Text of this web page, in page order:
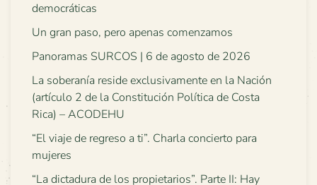
democráticas
Un gran paso, pero apenas comenzamos
Panoramas SURCOS | 6 de agosto de 2026
La soberanía reside exclusivamente en la Nación
(artículo 2 de la Constitución Política de Costa
Rica) – ACODEHU
“El viaje de regreso a ti”. Charla concierto para
mujeres
“La dictadura de los propietarios”. Parte II: Hay